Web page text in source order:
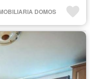
DOMOS